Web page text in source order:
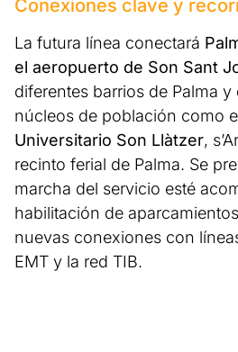
Conexiones clave y
La futura línea conectará
el aeropuerto de Son Sant
diferentes barrios de Palma
núcleos de población como
Universitario Son Llàtzer,
recinto ferial de Palma. Se
marcha del servicio esté
habilitación de
nuevas conexiones con
EMT y la red TIB.